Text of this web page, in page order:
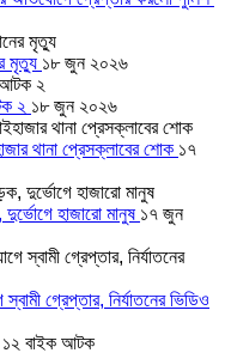
মৃত্যু ১৮ জুন ২০২৬
২ ১৮ জুন ২০২৬
থানা প্রেসক্লাবের শোক ১৭
হাজারো মানুষ ১৭ জুন
গ্রেপ্তার, নির্যাতনের ভিডিও